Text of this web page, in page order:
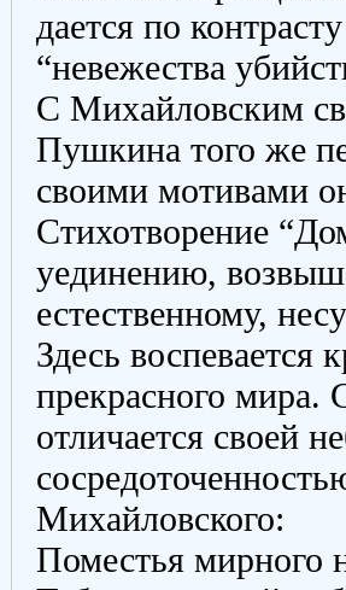
дается по
“невежества
С Михайловским
Пушкина того же
своими мотивами
Стихотворение
уединению,
естественному,
Здесь воспевается
прекрасного мира.
отличается своей
Михайловского:
Поместья мирного